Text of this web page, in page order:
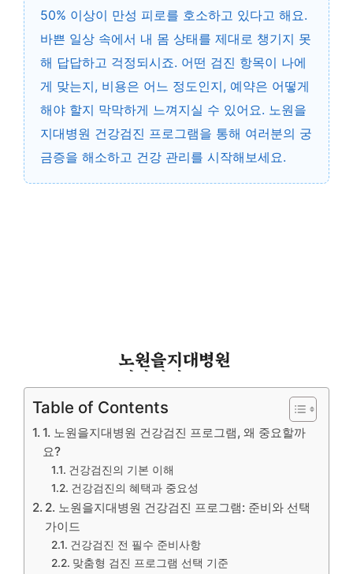
50% 이상이 만성 피로를 호소하고 있다고 해요.
바쁜 일상 속에서 내 몸 상태를 제대로 챙기지 못
해 답답하고 걱정되시죠. 어떤 검진 항목이 나에
게 맞는지, 비용은 어느 정도인지, 예약은 어떻게
해야 할지 막막하게 느껴지실 수 있어요. 노원을
지대병원 건강검진 프로그램을 통해 여러분의 궁
금증을 해소하고 건강 관리를 시작해보세요.
Table of Contents
1. 노원을지대병원 건강검진 프로그램, 왜 중요할까
요?
건강검진의 기본 이해
건강검진의 혜택과 중요성
2. 노원을지대병원 건강검진 프로그램: 준비와 선택
가이드
건강검진 전 필수 준비사항
맞춤형 검진 프로그램 선택 기준